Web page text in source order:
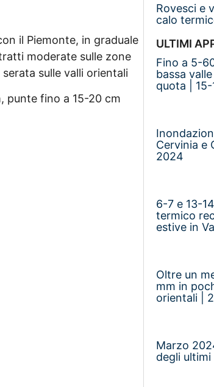
il Piemonte, in graduale
moderate sulle zone
sulle valli orientali
punte fino a 15-20 cm
Rovesci e
calo
ULTIMI
Fino a 5-
bassa
quota |
Cervinia e
2024
6-7 e 13-
termico
estive in
Oltre un
mm in
orientali |
Marzo
degli ultimi